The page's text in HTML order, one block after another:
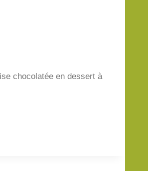
chocolatée en dessert à